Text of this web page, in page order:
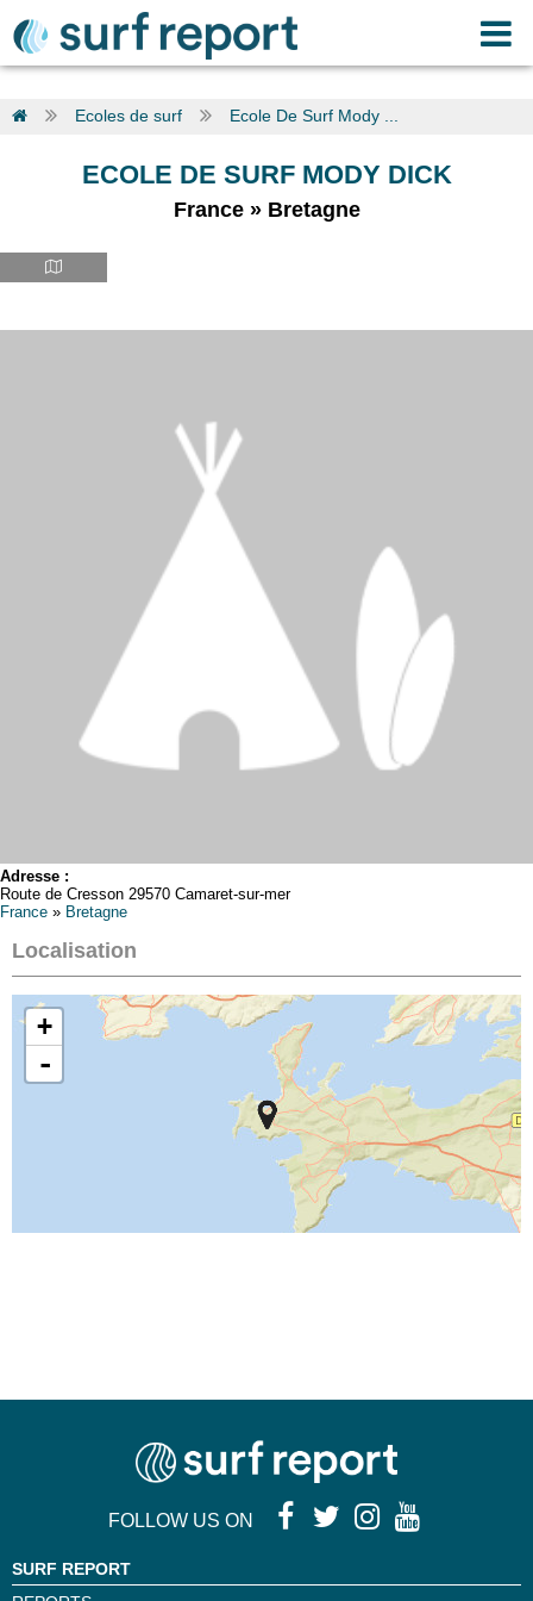
Ecoles de surf Ecole De Surf Mody ...
ECOLE DE SURF MODY DICK
France» Bretagne
Adresse :
Route de Cresson 29570 Camaret-sur-mer
France » Bretagne
Localisation
+
-
FOLLOW US ON
SURF REPORT